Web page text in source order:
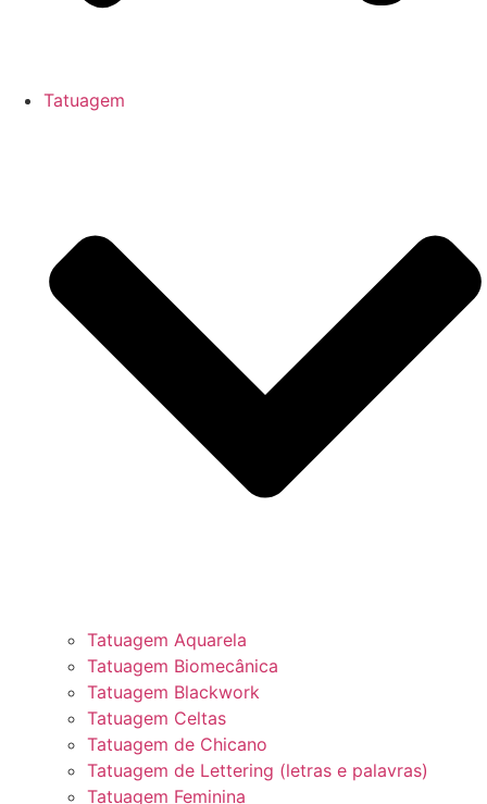
Tatuagem
Tatuagem Aquarela
Tatuagem Biomecânica
Tatuagem Blackwork
Tatuagem Celtas
Tatuagem de Chicano
Tatuagem de Lettering (letras e palavras)
Tatuagem Feminina